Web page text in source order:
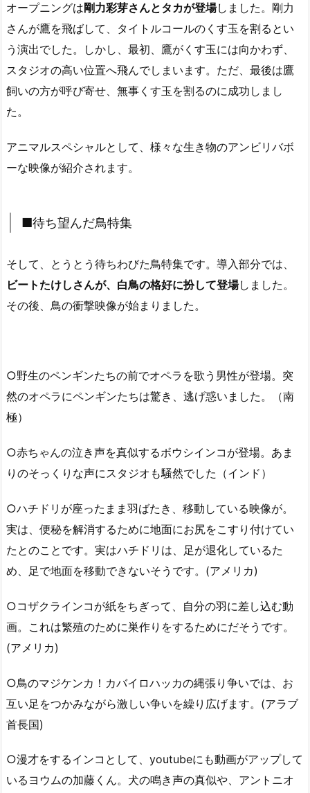
オープニングは剛力彩芽さんとタカが登場しました。剛力
さんが鷹を飛ばして、タイトルコールのくす玉を割るとい
う演出でした。しかし、最初、鷹がくす玉には向かわず、
スタジオの高い位置へ飛んでしまいます。ただ、最後は鷹
飼いの方が呼び寄せ、無事くす玉を割るのに成功しまし
た。
アニマルスペシャルとして、様々な生き物のアンビリバボ
ーな映像が紹介されます。
■待ち望んだ鳥特集
そして、とうとう待ちわびた鳥特集です。導入部分では、
ビートたけしさんが、白鳥の格好に扮して登場しました。
その後、鳥の衝撃映像が始まりました。
○野生のペンギンたちの前でオペラを歌う男性が登場。突
然のオペラにペンギンたちは驚き、逃げ惑いました。（南
極）
○赤ちゃんの泣き声を真似するボウシインコが登場。あま
りのそっくりな声にスタジオも騒然でした（インド）
○ハチドリが座ったまま羽ばたき、移動している映像が。
実は、便秘を解消するために地面にお尻をこすり付けてい
たとのことです。実はハチドリは、足が退化しているた
め、足で地面を移動できないそうです。(アメリカ)
○コザクラインコが紙をちぎって、自分の羽に差し込む動
画。これは繁殖のために巣作りをするためにだそうです。
(アメリカ)
○鳥のマジケンカ！カバイロハッカの縄張り争いでは、お
互い足をつかみながら激しい争いを繰り広げます。(アラブ
首長国)
○漫才をするインコとして、youtubeにも動画がアップして
いるヨウムの加藤くん。犬の鳴き声の真似や、アントニオ